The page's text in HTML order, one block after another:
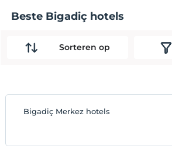
Beste Bigadiç hotels
Sorteren op
Bigadiç Merkez hotels